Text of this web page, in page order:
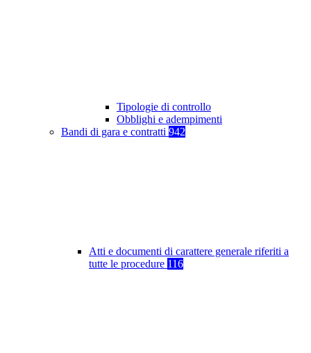
Tipologie di controllo
Obblighi e adempimenti
Bandi di gara e contratti 942
Atti e documenti di carattere generale riferiti a
tutte le procedure 116